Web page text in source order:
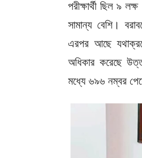
পরীক্ষার্থী ছিল ৯
সামান্য বেশি।
এরপর আছে
অধিকার করেছে
মধ্যে ৬৯৬ নম্বর